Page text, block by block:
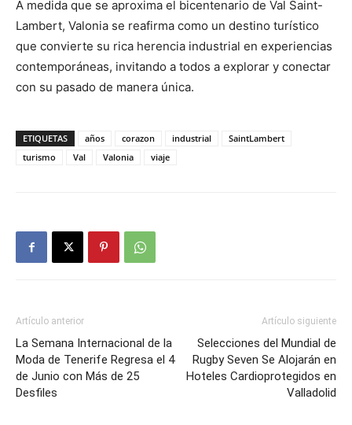
A medida que se aproxima el bicentenario de Val Saint-
Lambert, Valonia se reafirma como un destino turístico
que convierte su rica herencia industrial en experiencias
contemporáneas, invitando a todos a explorar y conectar
con su pasado de manera única.
ETIQUETAS años corazon industrial
SaintLambert
turismo
Val Valonia viaje
Artículo anterior
La Semana Internacional de la
Moda de Tenerife Regresa el 4
de Junio con Más de 25
Desfiles
Artículo siguiente
Selecciones del Mundial de
Rugby Seven Se Alojarán en
Hoteles Cardioprotegidos en
Valladolid